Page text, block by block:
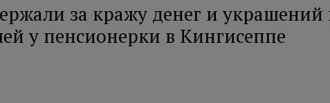
за кражу денег и украшений
у пенсионерки в Кингисеппе